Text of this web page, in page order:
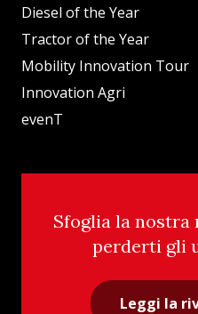
Diesel of the Year
Tractor of the Year
Mobility Innovation Tour
Innovation Agri
evenT
Sfoglia la nostra
perderti gli
Leggi la